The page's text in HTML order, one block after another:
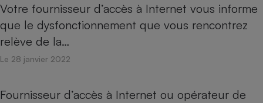
Votre fournisseur d’accès à Internet vous informe
que le dysfonctionnement que vous rencontrez
relève de la…
Le 28 janvier 2022
Fournisseur d’accès à Internet ou opérateur de